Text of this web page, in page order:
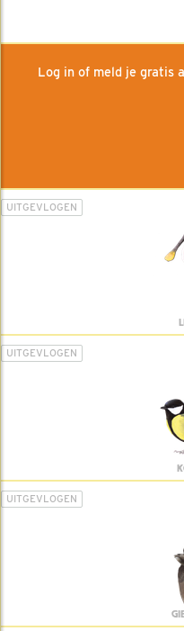
Log in of meld je gratis
UITGEVLOGEN
UITGEVLOGEN
UITGEVLOGEN